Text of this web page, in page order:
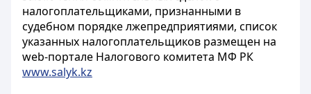
налогоплательщиками, признанными в
судебном порядке лжепредприятиями, список
указанных налогоплательщиков размещен на
web-портале Налогового комитета МФ РК
www.salyk.kz